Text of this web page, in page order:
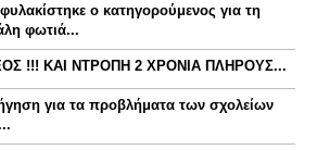
ο κατηγορούμενος για τη
φωτιά...
!!! ΚΑΙ ΝΤΡΟΠΗ 2 ΧΡΟΝΙΑ ΠΛΗΡΟΥΣ...
για τα προβλήματα των σχολείων